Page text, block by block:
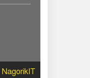
NagorikIT